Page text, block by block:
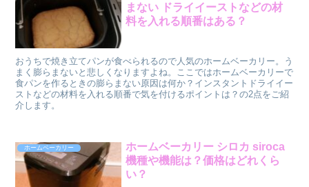
まない ドライイーストなどの材
料を入れる順番はある？
おうちで焼き立てパンが食べられるので人気のホームベーカリー。う
まく膨らまないと悲しくなりますよね。ここではホームベーカリーで
食パンを作るときの膨らまない原因は何か？インスタントドライイー
ストなどの材料を入れる順番で気を付けるポイントは？の2点をご紹
介します。
ホームベーカリー
ホームベーカリー シロカ siroca
機種や機能は？価格はどれくら
い？